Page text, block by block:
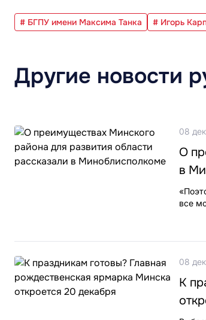
# БГПУ имени Максима Танка # Игорь
Другие новости
08
О
в
все
08
К